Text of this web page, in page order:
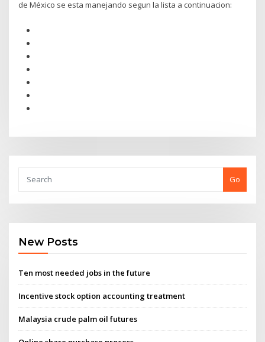
de México se esta manejando segun la lista a continuacion:
Go
New Posts
Ten most needed jobs in the future
Incentive stock option accounting treatment
Malaysia crude palm oil futures